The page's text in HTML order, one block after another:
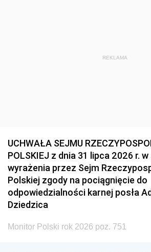
REKLAMA
UCHWAŁA SEJMU
POLSKIEJ z dnia 31 lipca 2026 r.
wyrażenia przez Sejm
Polskiej zgody na pociągnięcie do
odpowiedzialności karnej posła
Dziedzica
Monitor Polski rok 2026 poz. 751